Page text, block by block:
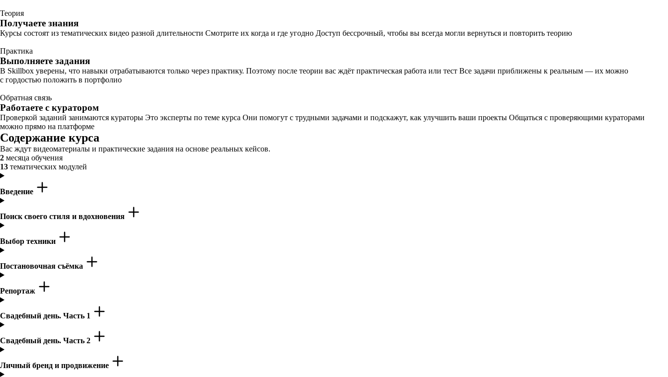
Теория
Получаете знания
Курсы состоят из тематических видео разной длительности Смотрите их когда и где угодно Доступ бессрочный, чтобы вы всегда могли вернуться и повторить теорию
Практика
Выполняете задания
В Skillbox уверены, что навыки отрабатываются только через практику. Поэтому после теории вас ждёт практическая работа или тест Все задачи приближены к реальным — их можно
с гордостью положить в портфолио
Обратная связь
Работаете с куратором
Проверкой заданий занимаются кураторы Это эксперты по теме курса Они помогут с трудными задачами и подскажут, как улучшить ваши проекты Общаться с проверяющими кураторами
можно прямо на платформе
Содержание курса
Вас ждут видеоматериалы и практические задания на основе реальных кейсов.
2 месяца обучения
13 тематических модулей
Введение
Поиск своего стиля и вдохновения
Выбор техники
Постановочная съёмка
Репортаж
Свадебный день. Часть 1
Свадебный день. Часть 2
Личный бренд и продвижение